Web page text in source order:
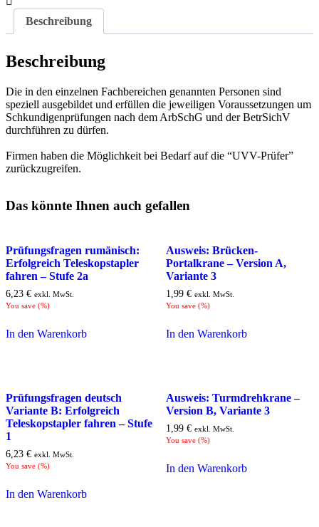
Beschreibung
Beschreibung
Die in den einzelnen Fachbereichen genannten Personen sind
speziell ausgebildet und erfüllen die jeweiligen Voraussetzungen um
Schkundigenprüfungen nach dem ArbSchG und der BetrSichV
durchführen zu dürfen.
Firmen haben die Möglichkeit bei Bedarf auf die “UVV-Prüfer”
zurückzugreifen.
Das könnte Ihnen auch gefallen
Prüfungsfragen rumänisch:
Erfolgreich Teleskopstapler
fahren – Stufe 2a
6,23 € exkl. MwSt.
You save (%)
In den Warenkorb
Ausweis: Brücken-
Portalkrane – Version A,
Variante 3
1,99 € exkl. MwSt.
You save (%)
In den Warenkorb
Prüfungsfragen deutsch
Variante B: Erfolgreich
Teleskopstapler fahren – Stufe
1
6,23 € exkl. MwSt.
You save (%)
In den Warenkorb
Ausweis: Turmdrehkrane –
Version B, Variante 3
1,99 € exkl. MwSt.
You save (%)
In den Warenkorb